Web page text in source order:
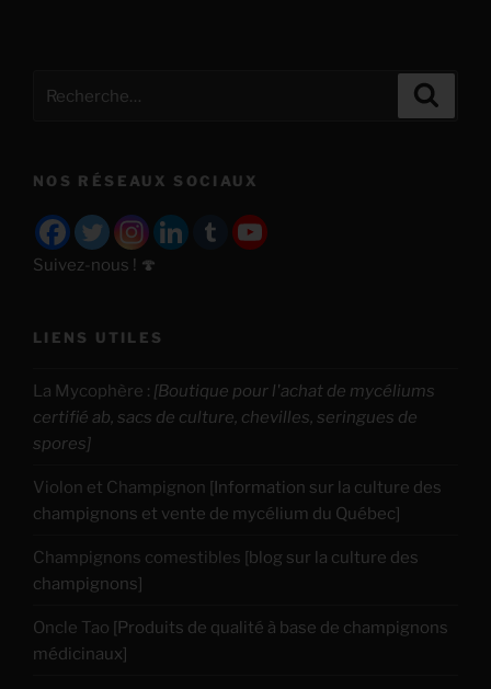
NOS RÉSEAUX SOCIAUX
Suivez-nous ! 🍄
LIENS UTILES
La Mycophère : [Boutique pour l'achat de mycéliums
certifié ab, sacs de culture, chevilles, seringues de
spores]
Violon et Champignon [Information sur la culture des
champignons et vente de mycélium du Québec]
Champignons comestibles [blog sur la culture des
champignons]
Oncle Tao [Produits de qualité à base de champignons
médicinaux]